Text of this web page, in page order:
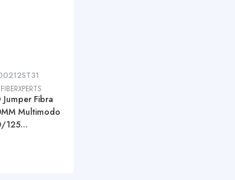
FIBERXPERTS
Jumper Fibra
Multimodo
125...